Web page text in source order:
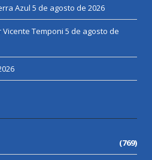
Azul 5 de agosto de 2026
Temponi 5 de agosto de
(769)